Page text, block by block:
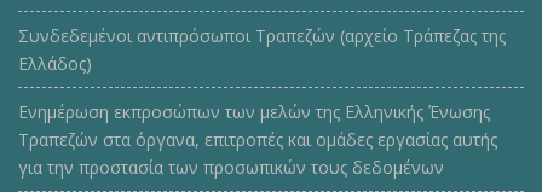
Συνδεδεμένοι αντιπρόσωποι Τραπεζών (αρχείο Τράπεζας της
Ελλάδος)
Ενημέρωση εκπροσώπων των μελών της Ελληνικής Ένωσης
Τραπεζών στα όργανα, επιτροπές και ομάδες εργασίας αυτής
για την προστασία των προσωπικών τους δεδομένων